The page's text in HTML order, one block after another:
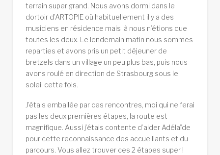
terrain super grand. Nous avons dormi dans le
dortoir d’ARTOPIE où habituellement il y a des
musiciens en résidence mais là nous n’étions que
toutes les deux. Le lendemain matin nous sommes
reparties et avons pris un petit déjeuner de
bretzels dans un village un peu plus bas, puis nous
avons roulé en direction de Strasbourg sous le
soleil cette fois.
J’étais emballée par ces rencontres, moi qui ne ferai
pas les deux premières étapes, la route est
magnifique. Aussi j’étais contente d’aider Adélaïde
pour cette reconnaissance des accueillants et du
parcours. Vous allez trouver ces 2 étapes super !